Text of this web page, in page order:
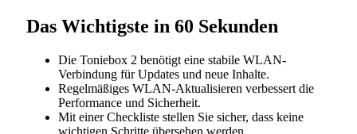
Das Wichtigste in 60 Sekunden
Die Toniebox 2 benötigt eine stabile WLAN-
Verbindung für Updates und neue Inhalte.
Regelmäßiges WLAN-Aktualisieren verbessert die
Performance und Sicherheit.
Mit einer Checkliste stellen Sie sicher, dass keine
wichtigen Schritte übersehen werden.